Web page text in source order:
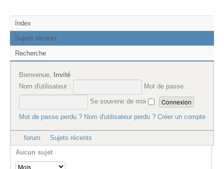
Index
Sujets récents
Recherche
Bienvenue,
Invité
Nom d'utilisateur :
Mot de passe :
Se souvenir de moi
Mot de passe perdu ? Nom d'utilisateur perdu ? Créer un compte
forum
Sujets récents
Aucun sujet